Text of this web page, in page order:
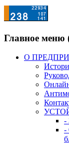
Главное меню
О
-
-